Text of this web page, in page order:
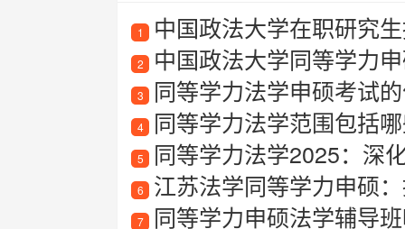
1 中国政法大学在职研究
2 中国政法大学同等学力
3 同等学力法学申硕考试
4 同等学力法学范围包括
5 同等学力法学2025：深
6 江苏法学同等学力申硕
7 同等学力申硕法学辅导